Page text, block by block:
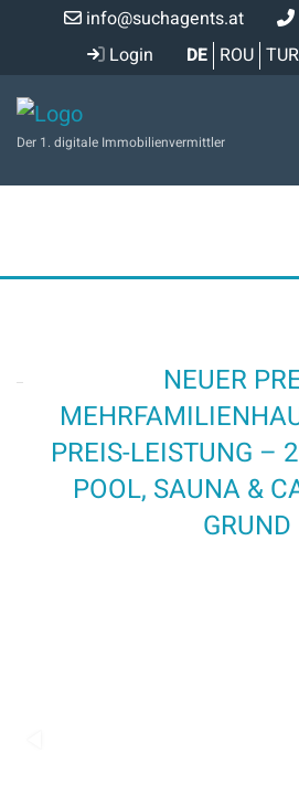
info@suchagents.at
Login
DE ROU TUR
Der 1. digitale Immobilienvermittler
NEUER
PREIS-LEISTUNG –
POOL, SAUNA &
GRUND